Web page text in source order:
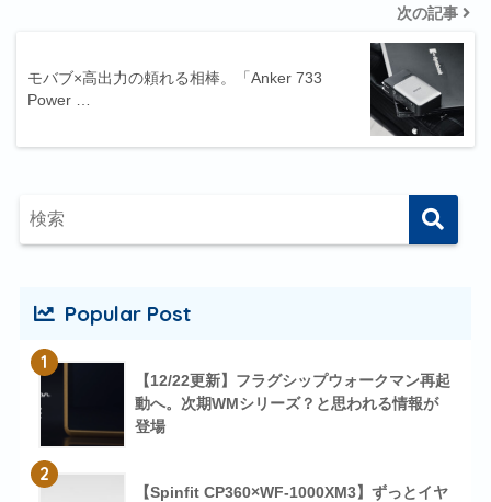
次の記事
モバブ×高出力の頼れる相棒。「Anker 733
Power …
Popular Post
1
【12/22更新】フラグシップウォークマン再起
動へ。次期WMシリーズ？と思われる情報が
登場
2
【Spinfit CP360×WF-1000XM3】ずっとイヤ